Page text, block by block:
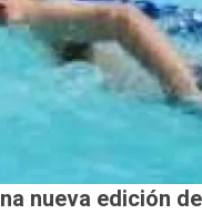
nueva edición